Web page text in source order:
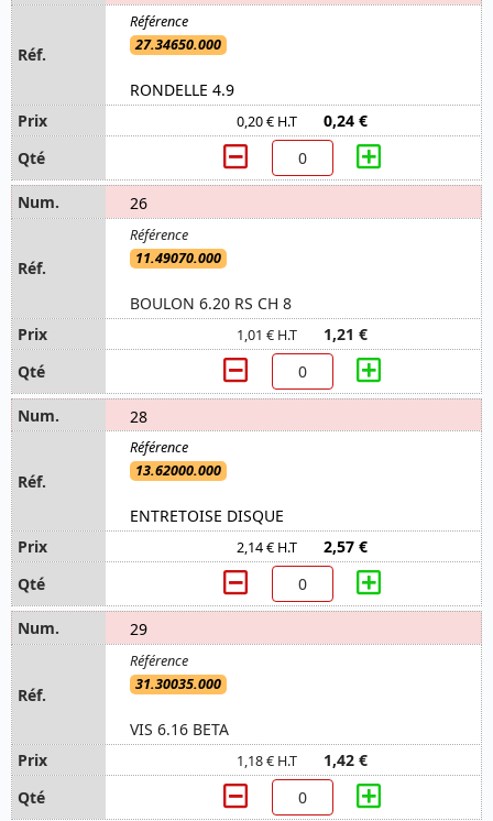
27.34650.000
RONDELLE 4.9
0,20 € H.T 0,24 €
26
11.49070.000
BOULON 6.20 RS CH 8
1,01 € H.T 1,21 €
28
13.62000.000
ENTRETOISE DISQUE
2,14 € H.T 2,57 €
29
31.30035.000
VIS 6.16 BETA
1,18 € H.T 1,42 €